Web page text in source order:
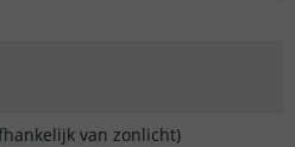
van zonlicht)